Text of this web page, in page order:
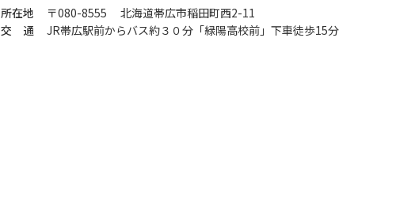
所在地
〒080-8555 北海道帯広市稲田町西2-11
交 通
JR帯広駅前からバス約３０分「緑陽高校前」下車徒歩15分